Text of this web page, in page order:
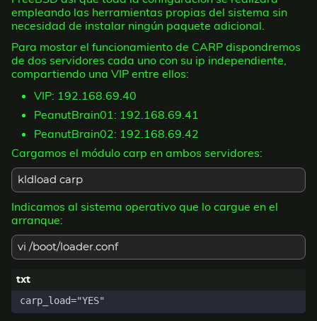
empleando las herramientas propias del sistema sin
necesidad de instalar ningún paquete adicional.
Para mostar el funcionamiento de CARP dispondremos
de dos servidores cada uno con su ip independiente,
compartiendo una VIP entre ellos:
VIP: 192.168.69.40
PeanutBrain01: 192.168.69.41
PeanutBrain02: 192.168.69.42
Cargamos el módulo carp en ambos servidores:
kldload carp
Indicamos al sistema operativo que lo cargue en el
arranque:
vi /boot/loader.conf